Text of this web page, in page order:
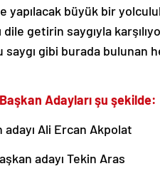
yapılacak büyük bir
dile getirin saygıyla
gibi burada bulunan
Adayları şu şekilde:
Ali Ercan Akpolat
adayı Tekin Aras